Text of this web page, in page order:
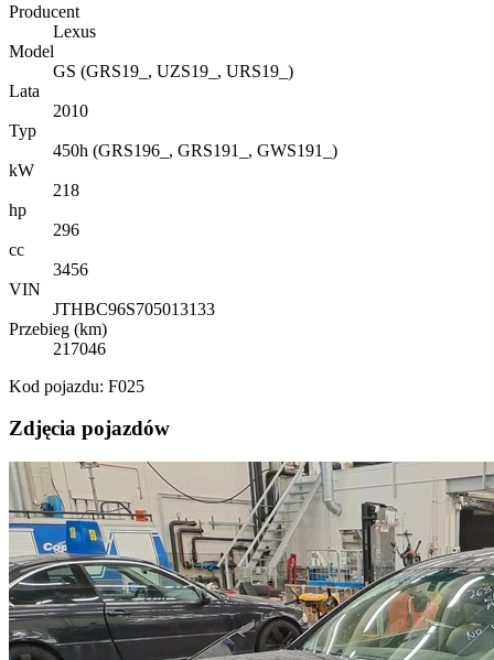
Producent
Lexus
Model
GS (GRS19_, UZS19_, URS19_)
Lata
2010
Typ
450h (GRS196_, GRS191_, GWS191_)
kW
218
hp
296
cc
3456
VIN
JTHBC96S705013133
Przebieg (km)
217046
Kod pojazdu: F025
Zdjęcia pojazdów